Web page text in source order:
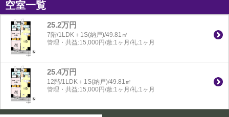
空室一覧
25.2万円
7階/1LDK＋1S(納戸)/49.81㎡
管理・共益:15,000円/敷:1ヶ月/礼:1ヶ月
25.4万円
12階/1LDK＋1S(納戸)/49.81㎡
管理・共益:15,000円/敷:1ヶ月/礼:1ヶ月